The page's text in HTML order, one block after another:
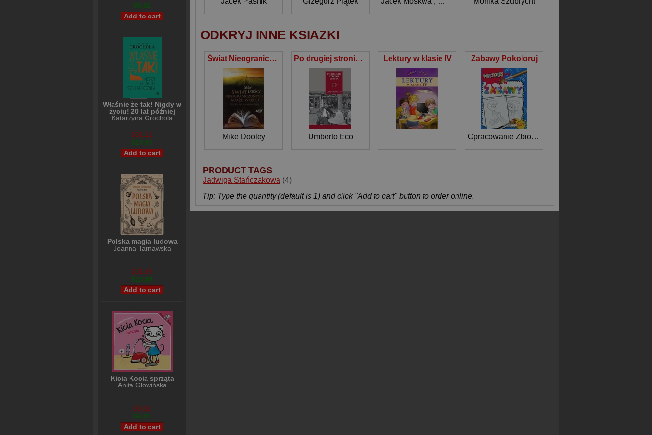
$6,01
Właśnie że tak! Nigdy w
życiu! 20 lat później
Katarzyna Grochola
$31,21
$24,07
Polska magia ludowa
Joanna Tarnawska
$31,89
$25,08
Kicia Kocia sprząta
Anita Głowińska
$8,02
$6,01
ODKRYJ INNE KSIAZKI
Świat Nieograniczonych Możliwości Sztuka życia marzeniami
Mike Dooley
Po drugiej stronie lustra
Umberto Eco
Lektury w klasie IV Zabawy Pokoloruj
Opracowanie Zbiorowe
PRODUCT TAGS
Jadwiga Stańczakowa (4)
Tip: Type the quantity (default is 1) and click "Add to cart" button to order online.